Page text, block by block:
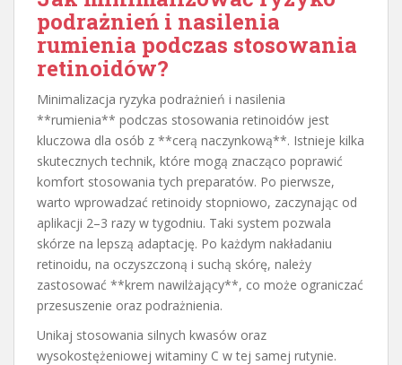
podrażnień i nasilenia
rumienia podczas stosowania
retinoidów?
Minimalizacja ryzyka podrażnień i nasilenia
**rumienia** podczas stosowania retinoidów jest
kluczowa dla osób z **cerą naczynkową**. Istnieje kilka
skutecznych technik, które mogą znacząco poprawić
komfort stosowania tych preparatów. Po pierwsze,
warto wprowadzać retinoidy stopniowo, zaczynając od
aplikacji 2–3 razy w tygodniu. Taki system pozwala
skórze na lepszą adaptację. Po każdym nakładaniu
retinoidu, na oczyszczoną i suchą skórę, należy
zastosować **krem nawilżający**, co może ograniczać
przesuszenie oraz podrażnienia.
Unikaj stosowania silnych kwasów oraz
wysokostężeniowej witaminy C w tej samej rutynie.